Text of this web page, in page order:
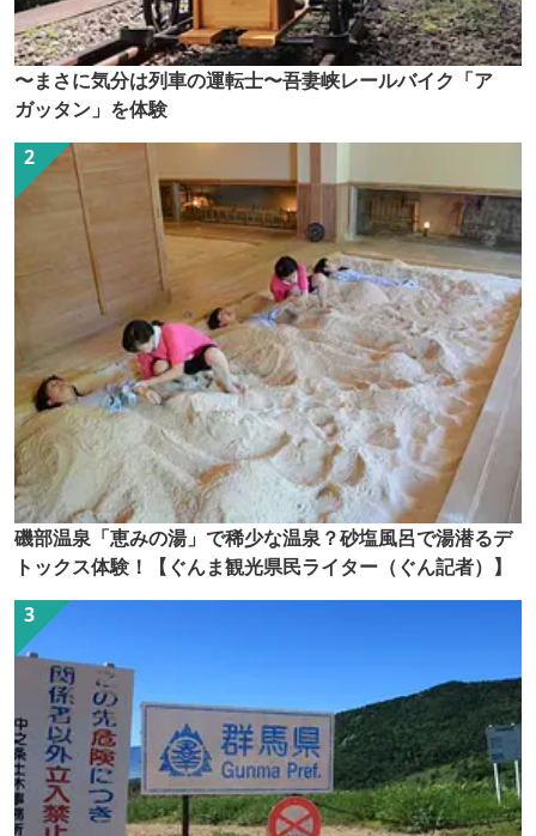
〜まさに気分は列車の運転士〜吾妻峡レールバイク「ア
ガッタン」を体験
磯部温泉「恵みの湯」で稀少な温泉？砂塩風呂で湯潜るデ
トックス体験！【ぐんま観光県民ライター（ぐん記者）】